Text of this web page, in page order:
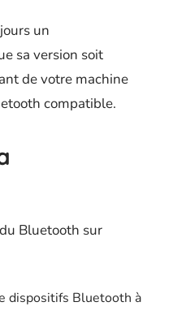
un
sa version soit
de votre machine
compatible.
Bluetooth sur
dispositifs Bluetooth à